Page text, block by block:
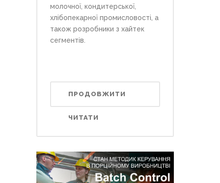
молочної, кондитерської,
хлібопекарної промисловості, а
також розробники з хайтек
сегментів.
ПРОДОВЖИТИ
ЧИТАТИ